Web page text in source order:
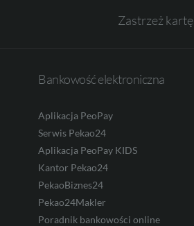
Zastrzeż kartę
Bankowość elektroniczna
Aplikacja PeoPay
Serwis Pekao24
Aplikacja PeoPay KIDS
Kantor Pekao24
PekaoBiznes24
Pekao24Makler
Poradnik bankowości online